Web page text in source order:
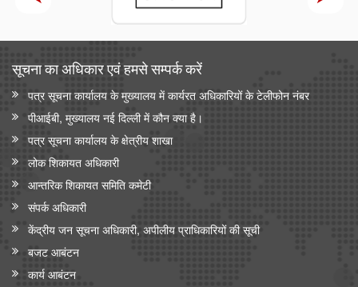
सूचना का अधिकार एवं हमसे सम्‍पर्क करें
पत्र सूचना कार्यालय के मुख्यालय में कार्यरत अधिकारियों के टेलीफोन नंबर
पीआईबी, मुख्यालय नई दिल्ली में कौन क्या है।
पत्र सूचना कार्यालय के क्षेत्रीय शाखा
लोक शिकायत अधिकारी
आन्‍तरिक शिकायत समिति कमेटी
संपर्क अधिकारी
केंद्रीय जन सूचना अधिकारी, अपीलीय प्राधिकारियों की सूची
बजट आबंटन
कार्य आबंटन